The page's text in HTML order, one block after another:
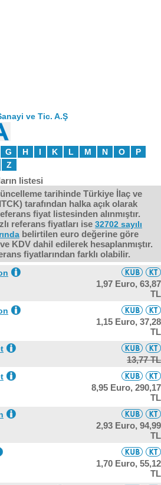
ve Tic. A.Ş
G H I K L M N O
P
Z
listesi
tarihinde Türkiye İlaç ve
tarafından halka açık olarak
fiyat listesinden alınmıştır.
referans fiyatları ise 32702 sayılı
belirtilen euro değerine göre
KDV dahil edilerek hesaplanmıştır.
fiyatlarından farklı olabilir.
1,97 Euro, 63,87
TL
1,15 Euro, 37,28
TL
13,77 TL
8,95 Euro, 290,17
TL
2,93 Euro, 94,99
TL
1,70 Euro, 55,12
TL